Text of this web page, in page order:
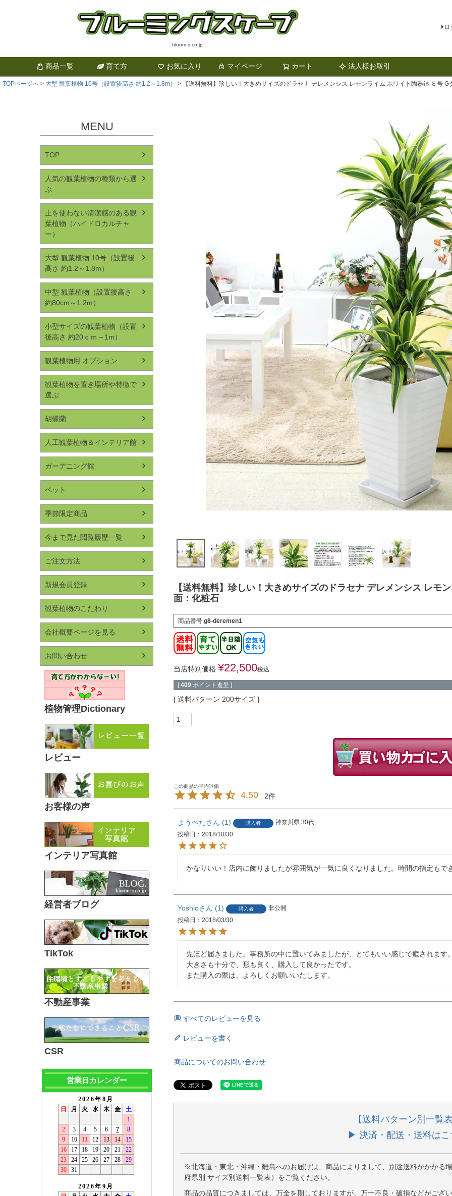
bloom-s.co.jp
ロ
商品一覧 育て方 お気に入り マイページ カート 法人様お取引
検索
TOPページへ 大型 観葉植物 10号（設置後高さ 約1.2～1.8m） 【送料無料】珍しい！大きめサイズのドラセナ デレメンシス レモンライム ホワイト陶器鉢 ８号
MENU
TOP
人気の観葉植物の種類から選
ぶ
土を使わない清潔感のある観
葉植物（ハイドロカルチャ
ー）
大型 観葉植物 10号（設置後
高さ 約1.2～1.8m）
中型 観葉植物（設置後高さ
約80cm～1.2m）
小型サイズの観葉植物（設置
後高さ 約20ｃｍ～1m）
観葉植物用 オプション
観葉植物を置き場所や特徴で
選ぶ
胡蝶蘭
人工観葉植物＆インテリア館
ガーデニング館
ペット
季節限定商品
今まで見た閲覧履歴一覧
ご注文方法
新規会員登録
観葉植物のこだわり
会社概要ページを見る
お問い合わせ
植物管理Dictionary
レビュー
お客様の声
インテリア写真館
経営者ブログ
TikTok
不動産事業
CSR
営業日カレンダー
【送料無料】珍しい！大きめサイズのドラセナ デレメンシス レモ
面：化粧石
商品番号 g8-deremen1
当店特別価格 ¥22,500税込
[ 409 ポイント進呈 ]
送料パターン 200サイズ
4.50 2
ようぺた 1 購入者 神奈川県 30代
投稿日
2018/10/30
かなりいい！店内に飾りましたが雰囲気が一気に良くなりました。時間の指定もで
Yoshio 1 購入者
非公開
投稿日
2018/03/30
先ほど届きました。事務所の中に置いてみましたが、とてもいい感じで癒されます
大きさも十分で、形も良く、購入して良かったです。
また購入の際は、よろしくお願いいたします。
すべてのレビューを見る
レビューを書く
商品についてのお問い合わせ
【送料パターン別一覧
▶ 決済・配送・送料はこ
※北海道・東北・沖縄・離島へのお届けは、商品によりまして、別途送料がかかる
府県別 サイズ別送料一覧表）をご覧ください。
商品の品質につきましては、万全を期しておりますが、万一不良・破損などがござ